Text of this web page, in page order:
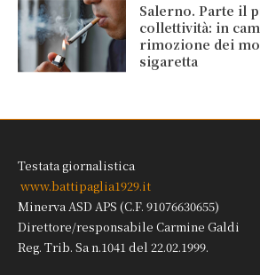
Salerno. Parte il
collettività: in
rimozione dei
sigaretta
Testata giornalistica
www.battipaglia1929.it
Minerva ASD APS (C.F. 91076630655)
Direttore/responsabile Carmine Galdi
Reg. Trib. Sa n.1041 del 22.02.1999.